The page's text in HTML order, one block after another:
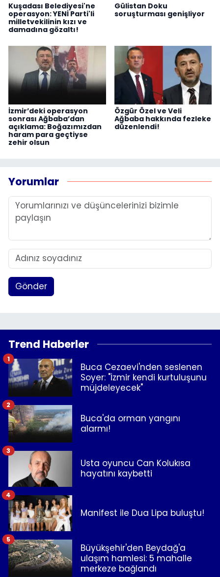
Kuşadası Belediyesi'ne
operasyon: YENİ Parti'li
milletvekilinin kızı ve
damadına gözaltı!
Gülistan Doku
soruşturması genişliyor
İzmir’deki operasyon
sonrası Ağbaba’dan
açıklama: Boğazımızdan
haram para geçtiyse
zehir olsun
Özgür Özel ve Veli
Ağbaba hakkında fezleke
düzenlendi!
Yorumlar
Gönder
Trend Haberler
Buca Cezaevi'nden seslenen
Soyer: "İzmir kendi kurtuluşunu
müjdeleyecek"
1
Buca'da orman yangını
alarmı!
2
Usta oyuncu Can Kolukısa
hayatını kaybetti
3
Manifest ile Dua Lipa buluştu!
4
Büyükşehir'den Beydağ'a
ulaşım hamlesi: 5 mahalle
merkeze bağlandı
5